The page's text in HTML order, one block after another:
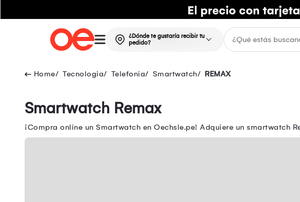
¿Dónde te gustaría recibir tu
pedido?
Tecnologia Telefonia Smartwatch REMAX
Smartwatch Remax
¡Compra online un Smartwatch en Oechsle.pe! Adquiere un smartwatch